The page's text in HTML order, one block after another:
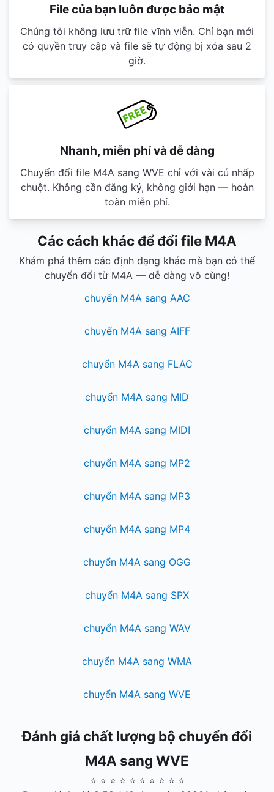
File của bạn luôn được bảo mật
Chúng tôi không lưu trữ file vĩnh viễn. Chỉ bạn mới
có quyền truy cập và file sẽ tự động bị xóa sau 2
giờ.
Nhanh, miễn phí và dễ dàng
Chuyển đổi file M4A sang WVE chỉ với vài cú nhấp
chuột. Không cần đăng ký, không giới hạn — hoàn
toàn miễn phí.
Các cách khác để đổi file M4A
Khám phá thêm các định dạng khác mà bạn có thể
chuyển đổi từ M4A — dễ dàng vô cùng!
chuyển M4A sang AAC
chuyển M4A sang AIFF
chuyển M4A sang FLAC
chuyển M4A sang MID
chuyển M4A sang MIDI
chuyển M4A sang MP2
chuyển M4A sang MP3
chuyển M4A sang MP4
chuyển M4A sang OGG
chuyển M4A sang SPX
chuyển M4A sang WAV
chuyển M4A sang WMA
chuyển M4A sang WVE
Đánh giá chất lượng bộ chuyển đổi
M4A sang WVE
⭐ ⭐ ⭐ ⭐ ⭐ ⭐ ⭐ ⭐ ⭐ ⭐